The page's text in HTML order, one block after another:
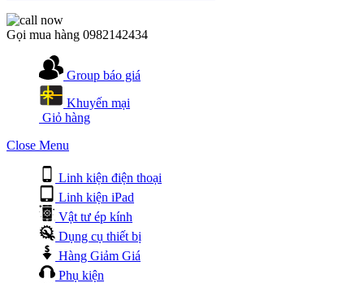
Gọi mua hàng 0982142434
Group báo giá
Khuyến mại
Giỏ hàng
Close Menu
Linh kiện điện thoại
Linh kiện iPad
Vật tư ép kính
Dụng cụ thiết bị
Hàng Giảm Giá
Phụ kiện